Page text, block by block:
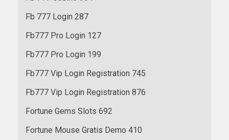
Fb 777 Login 287
Fb777 Pro Login 127
Fb777 Pro Login 199
Fb777 Vip Login Registration 745
Fb777 Vip Login Registration 876
Fortune Gems Slots 692
Fortune Mouse Gratis Demo 410